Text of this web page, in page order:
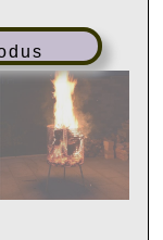
16:00 Uhr